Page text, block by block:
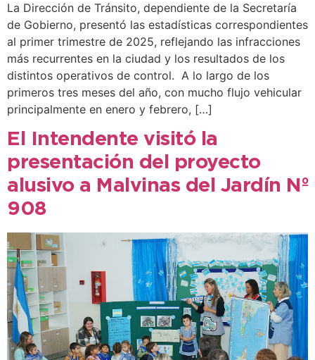
La Dirección de Tránsito, dependiente de la Secretaría
de Gobierno, presentó las estadísticas correspondientes
al primer trimestre de 2025, reflejando las infracciones
más recurrentes en la ciudad y los resultados de los
distintos operativos de control. A lo largo de los
primeros tres meses del año, con mucho flujo vehicular
principalmente en enero y febrero, […]
El Intendente visitó la
presentación del proyecto
alusivo a Malvinas del Jardín Nº
908